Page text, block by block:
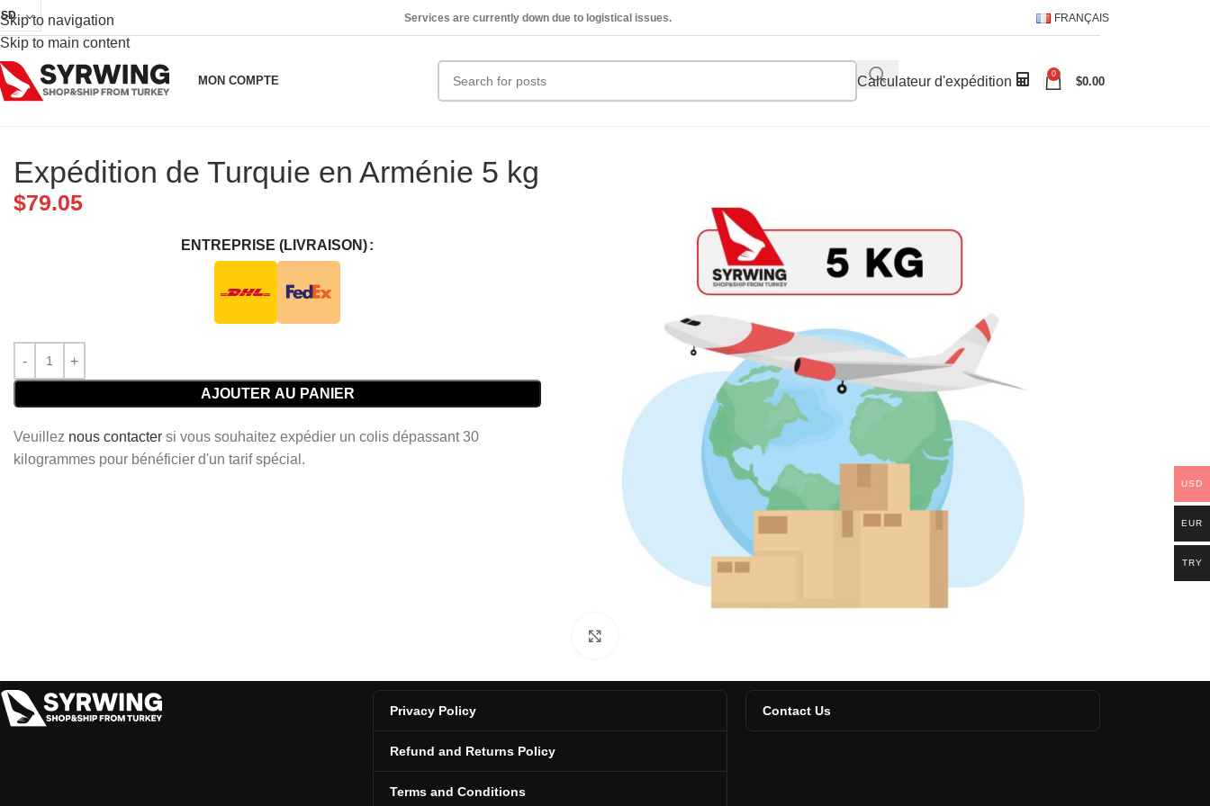
Skip to navigation
Skip to main content
Services are currently down due to logistical issues. FRANÇAIS
MON COMPTE Calculateur d'expédition 0
$0.00
Expédition de Turquie en Arménie 5 kg
$79.05
ENTREPRISE (LIVRAISON)
AJOUTER AU PANIER
Veuillez nous contacter si vous souhaitez expédier un colis dépassant 30
kilogrammes pour bénéficier d'un tarif spécial.
Privacy Policy
Refund and Returns Policy
Terms and Conditions
Contact Us
USD
EUR
TRY